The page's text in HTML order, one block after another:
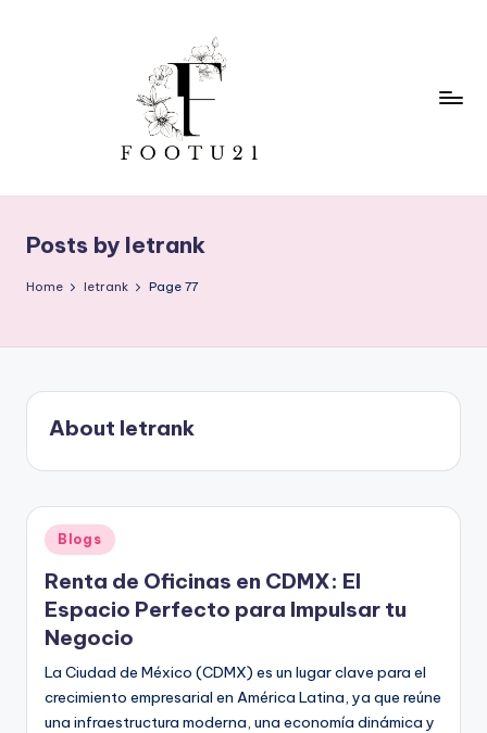
o
t
1
Posts by letrank
Home letrank Page 77
About letrank
Posted
in
Blogs
Renta de Oficinas en CDMX: El
Espacio Perfecto para Impulsar tu
Negocio
La Ciudad de México (CDMX) es un lugar clave para el
crecimiento empresarial en América Latina, ya que reúne
una infraestructura moderna, una economía dinámica y